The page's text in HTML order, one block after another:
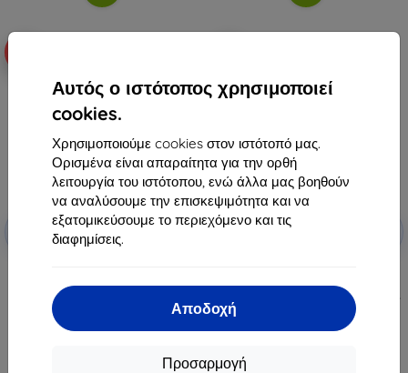
Αυτός ο ιστότοπος χρησιμοποιεί
cookies.
Χρησιμοποιούμε cookies στον ιστότοπό μας.
Ορισμένα είναι απαραίτητα για την ορθή
λειτουργία του ιστότοπου, ενώ άλλα μας βοηθούν
να αναλύσουμε την επισκεψιμότητα και να
εξατομικεύσουμε το περιεχόμενο και τις
διαφημίσεις.
Αποδοχή
Προσαρμογή
Έκπτωση
με
κουπόνι
EXTRA10
προστατευτική μεμβράνη για
κεντρική οθόνη AUDI SQ5 2025-
44,91 €
-10%
Έκπτωση
3mk TechWrap για κεντρική
οθόνη AUDI SQ5 Sportback 2025-
44,91 €